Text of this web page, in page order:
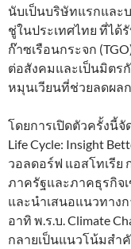
นับเป็นบริษัทแรกแล
ชู่ในประเทศไทย ที่ได้
ก๊าซเรือนกระจก
ต่อสังคมและเป็นมิตร
หมุนเวียนที่ช่วยลดผล
โดยการเปิดตัวครั้งนี้
Life Cycle: Insight
วอลดอร์ฟ แอสโทเรีย
ภาครัฐและภาคธุรกิจ
และนำเสนอแนวทาง
อาทิ พ.ร.บ. Climate
กลายเป็นแนวโน้มสำ